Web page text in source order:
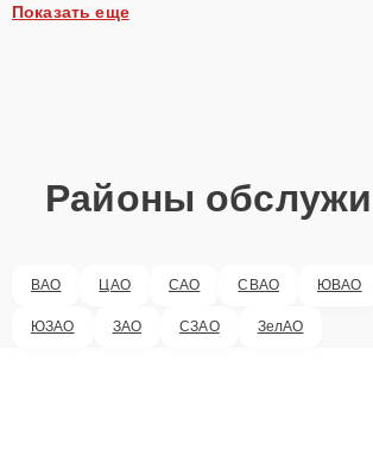
Показать еще
Районы
ВАО ЦАО САО СВАО ЮВАО
ЮЗАО ЗАО СЗАО ЗелАО